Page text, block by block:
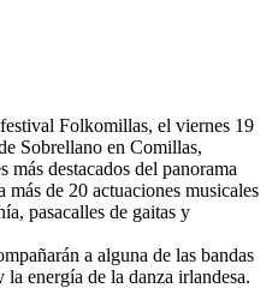
Folkomillas, el viernes 19
Sobrellano en Comillas,
más destacados del panorama
de 20 actuaciones musicales
pasacalles de gaitas y
a alguna de las bandas
energía de la danza irlandesa.